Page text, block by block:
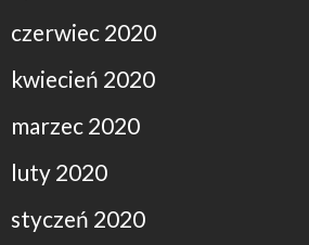
czerwiec 2020
kwiecień 2020
marzec 2020
luty 2020
styczeń 2020